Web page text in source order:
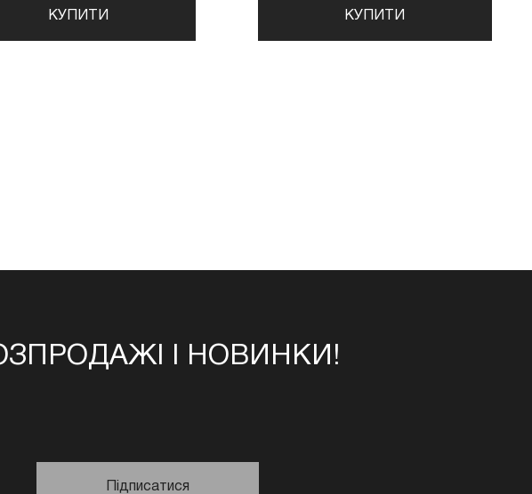
КУПИТИ КУПИТИ
І НОВИНКИ!
Підписатися